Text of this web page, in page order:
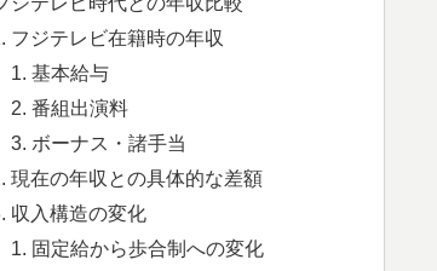
フジテレビ在籍時の年収
基本給与
番組出演料
ボーナス・諸手当
現在の年収との具体的な差額
収入構造の変化
固定給から歩合制への変化